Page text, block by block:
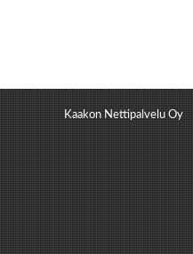
Kaakon Nettipalvelu Oy